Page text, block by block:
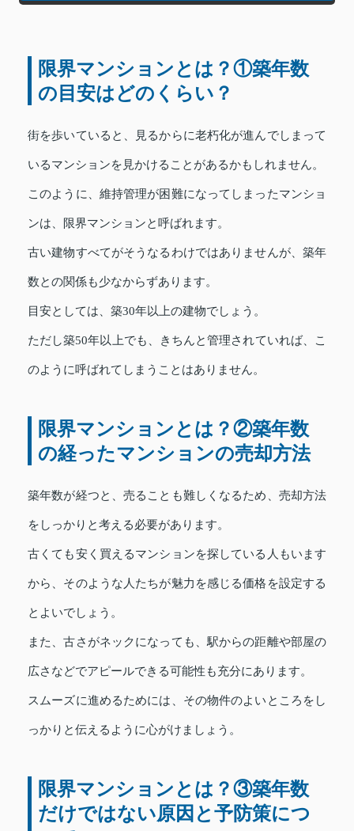
限界マンションとは？①築年数
の目安はどのくらい？
街を歩いていると、見るからに老朽化が進んでしまって
いるマンションを見かけることがあるかもしれません。
このように、維持管理が困難になってしまったマンショ
ンは、限界マンションと呼ばれます。
古い建物すべてがそうなるわけではありませんが、築年
数との関係も少なからずあります。
目安としては、築30年以上の建物でしょう。
ただし築50年以上でも、きちんと管理されていれば、こ
のように呼ばれてしまうことはありません。
限界マンションとは？②築年数
の経ったマンションの売却方法
築年数が経つと、売ることも難しくなるため、売却方法
をしっかりと考える必要があります。
古くても安く買えるマンションを探している人もいます
から、そのような人たちが魅力を感じる価格を設定する
とよいでしょう。
また、古さがネックになっても、駅からの距離や部屋の
広さなどでアピールできる可能性も充分にあります。
スムーズに進めるためには、その物件のよいところをし
っかりと伝えるように心がけましょう。
限界マンションとは？③築年数
だけではない原因と予防策につ